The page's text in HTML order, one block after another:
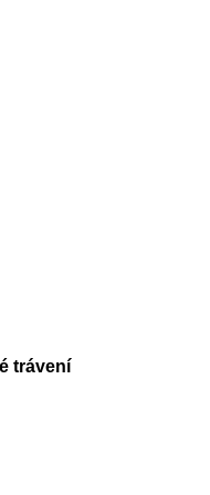
trávení